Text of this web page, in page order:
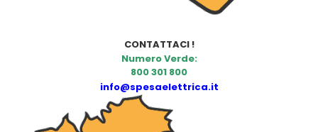
CONTATTACI !
Numero Verde:
800 301 800
info@spesaelettrica.it